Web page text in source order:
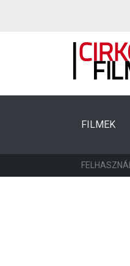
FILMEK